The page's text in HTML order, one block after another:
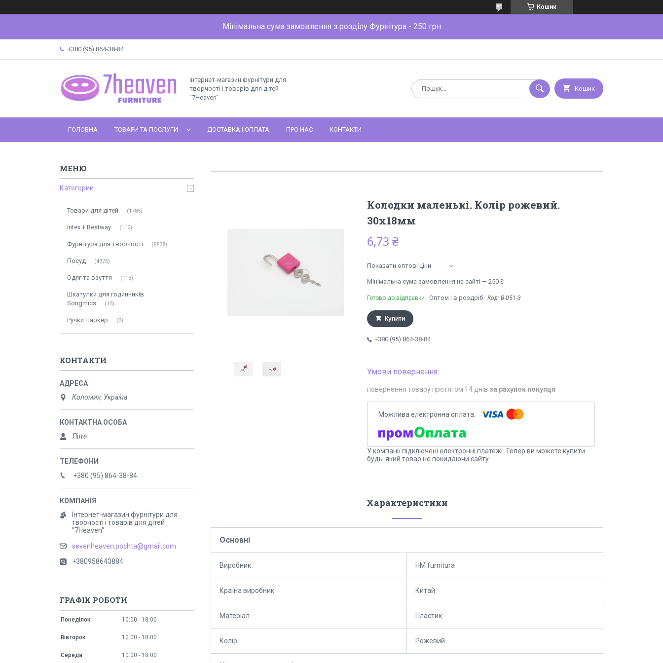
Кошик
Мінімальна сума замовлення з розділу Фурнітура - 250 грн
+380 (95) 864-38-84
Інтернет-магазин фурнітури для
творчості і товарів для дітей
"7Heaven"
Кошик
ГОЛОВНА ТОВАРИ ТА ПОСЛУГИ ДОСТАВКА І ОПЛАТА ПРО НАС КОНТАКТИ
Колодки маленькі. Колір рожевий.
30х18мм
6,73 ₴
Показати оптові ціни
Мінімальна сума замовлення на сайті — 250 ₴
Готово до відправки Оптом і в роздріб Код: B-051-3
Купити
+380 (95) 864-38-84
повернення товару протягом 14 днів за рахунок покупця
У компанії підключені електронні платежі. Тепер ви можете купити
будь-який товар не покидаючи сайту.
Характеристики
Основні
Виробник HM furnitura
Країна виробник Китай
Матеріал Пластик
Колір Рожевий
Категории
Товари для дітей 1785
Intex + Bestway 112
Фурнітура для творчості 8838
Посуд 4376
Одяг та взуття 113
Шкатулки для годинників
Songmics
15
Ручки Паркер 3
КОНТАКТИ
Коломия, Україна
Лілія
+380 (95) 864-38-84
Інтернет-магазин фурнітури для
творчості і товарів для дітей
"7Heaven"
sevenheaven.pochta@gmail.com
+380958643884
ГРАФІК РОБОТИ
Понеділок 10:00 18:00
Вівторок 10:00 18:00
Середа 10:00 18:00